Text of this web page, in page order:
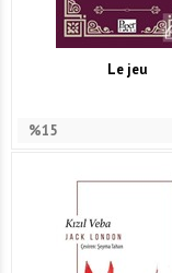
Le jeu
%15